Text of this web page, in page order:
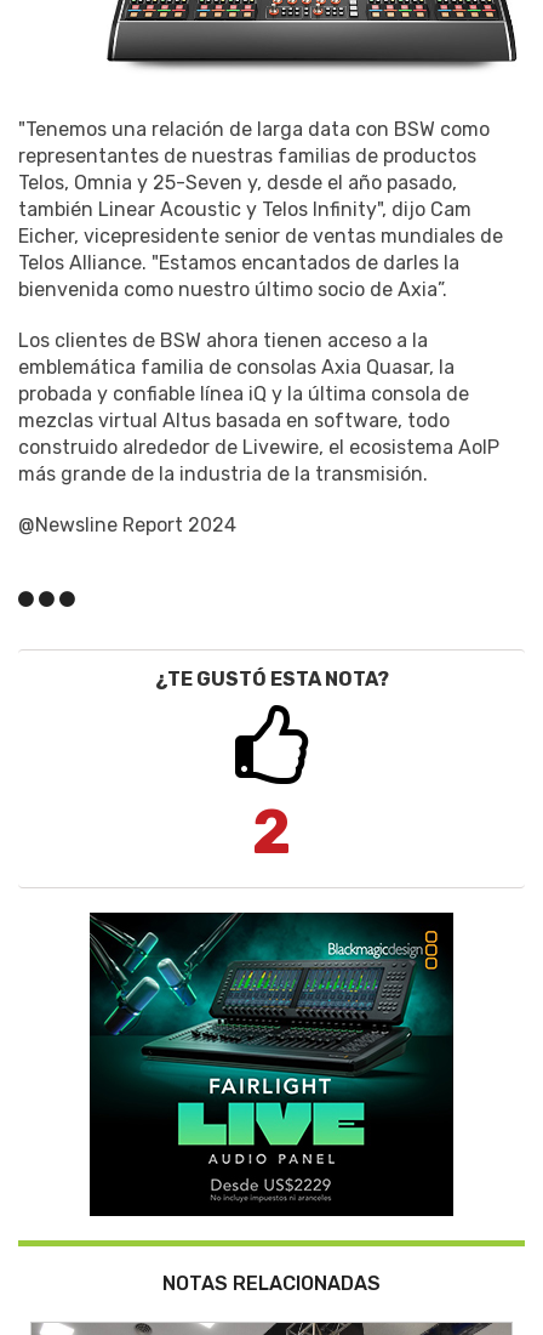
"Tenemos una relación de larga data con BSW como
representantes de nuestras familias de productos
Telos, Omnia y 25-Seven y, desde el año pasado,
también Linear Acoustic y Telos Infinity", dijo Cam
Eicher, vicepresidente senior de ventas mundiales de
Telos Alliance. "Estamos encantados de darles la
bienvenida como nuestro último socio de Axia”.
Los clientes de BSW ahora tienen acceso a la
emblemática familia de consolas Axia Quasar, la
probada y confiable línea iQ y la última consola de
mezclas virtual Altus basada en software, todo
construido alrededor de Livewire, el ecosistema AoIP
más grande de la industria de la transmisión.
@Newsline Report 2024
¿TE GUSTÓ ESTA NOTA?
2
NOTAS RELACIONADAS